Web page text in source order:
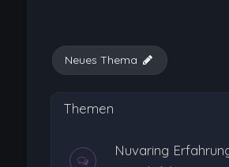
Neues Thema
Themen
Nuvaring